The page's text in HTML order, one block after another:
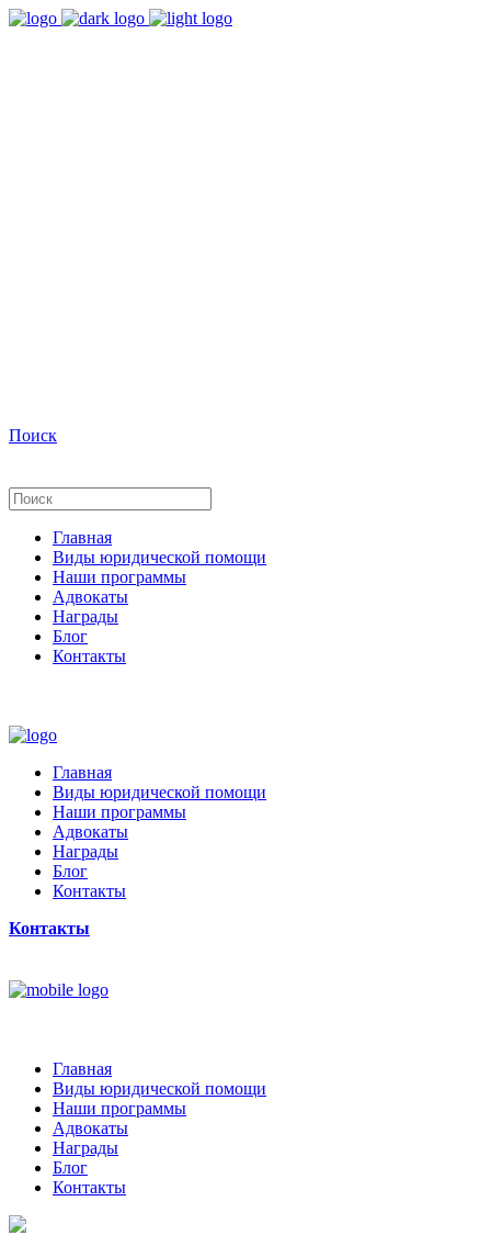
Поиск
Главная
Виды юридической помощи
Наши программы
Адвокаты
Награды
Блог
Контакты
Главная
Виды юридической помощи
Наши программы
Адвокаты
Награды
Блог
Контакты
Контакты
Главная
Виды юридической помощи
Наши программы
Адвокаты
Награды
Блог
Контакты